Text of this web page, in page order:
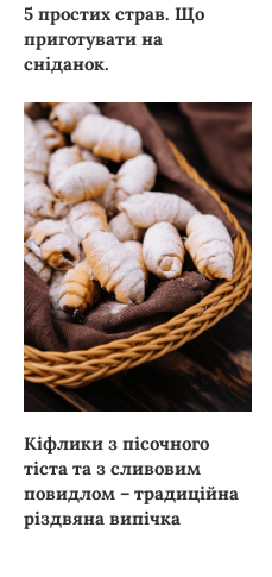
5 простих страв. Що
приготувати на
сніданок.
Кіфлики з пісочного
тіста та з сливовим
повидлом – традиційна
різдвяна випічка